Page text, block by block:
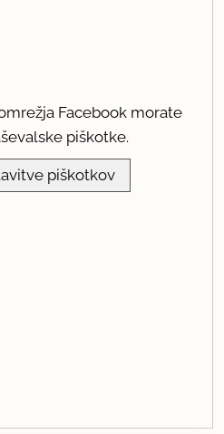
Facebook morate
piškotke.
piškotkov